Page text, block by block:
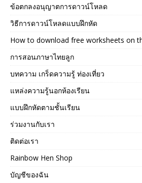
ข้อตกลงอนุญาตการดาวน์โหลด
วิธีการดาวน์โหลดแบบฝึกหัด
How to download free worksheets on
การสอนภาษาไทยลูก
บทความ เกร็ดความรู้ ท่องเที่ยว
แหล่งความรู้นอกห้องเรียน
แบบฝึกหัดตามชั้นเรียน
ร่วมงานกับเรา
ติดต่อเรา
Rainbow Hen Shop
บัญชีของฉัน